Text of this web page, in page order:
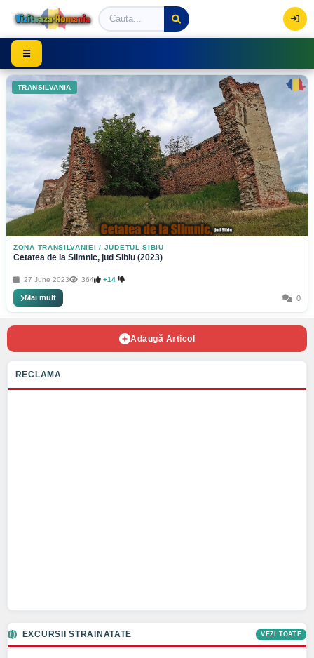
Viziteaza Romania | Obiective Turistice | Trasee
☰
TRANSILVANIA
ZONA TRANSILVANIEI / JUDETUL SIBIU
Cetatea de la Slimnic, jud Sibiu (2023)
27 June 2023 364 +14
Mai mult 0
Adaugă Articol
RECLAMA
EXCURSII STRAINATATE VEZI TOATE